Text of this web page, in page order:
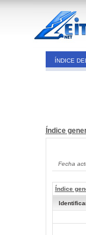
ÍNDICE
Índice
Fecha
Índice